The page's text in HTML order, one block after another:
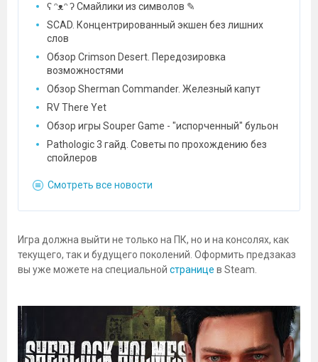
ʕ ᵔᴥᵔ ʔ Смайлики из символов ✎
SCAD. Концентрированный экшен без лишних
слов
Обзор Crimson Desert. Передозировка
возможностями
Обзор Sherman Commander. Железный капут
RV There Yet
Обзор игры Souper Game - "испорченный" бульон
Pathologic 3 гайд. Советы по прохождению без
спойлеров
Смотреть все новости
Игра должна выйти не только на ПК, но и на консолях, как
текущего, так и будущего поколений. Оформить предзаказ
вы уже можете на специальной странице в Steam.